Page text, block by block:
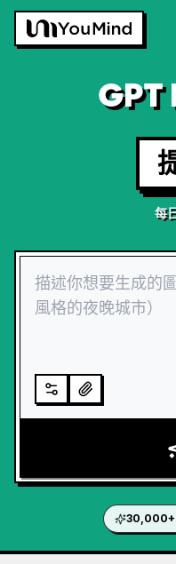
GPT
每
30,000+